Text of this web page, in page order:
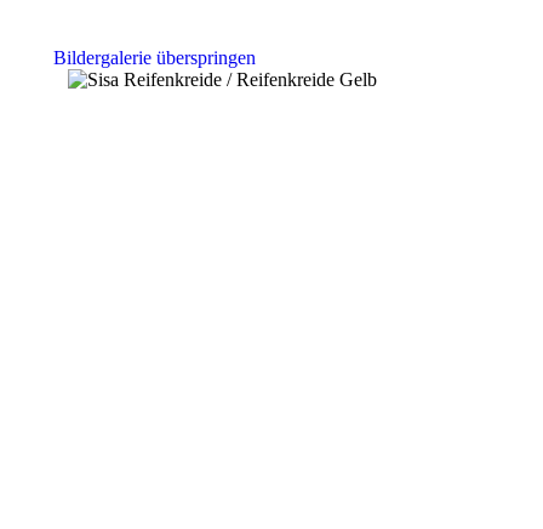
Bildergalerie überspringen